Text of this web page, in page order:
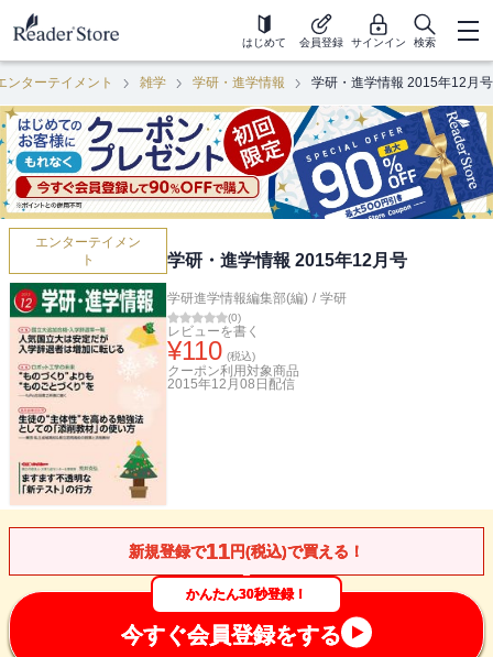
はじめて 会員登録 サインイン 検索
ンターテイメント 雑学 学研・進学情報 学研・進学情報 2015年12月号
エンターテイメン
ト
学研・進学情報 2015年12月号
学研進学情報編集部(編) / 学研
(0)
レビューを書く
¥110 (税込)
クーポン利用対象商品
2015年12月08日 配信
新規登録で11円(税込)で買える！
かんたん30秒登録！
今すぐ会員登録をする